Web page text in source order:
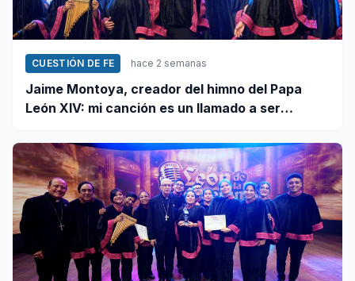
CUESTIÓN DE FE hace 2 semanas
Jaime Montoya, creador del himno del Papa
León XIV: mi canción es un llamado a ser